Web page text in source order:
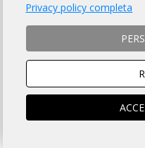
TEMPO MASSIMO
Privacy policy completa